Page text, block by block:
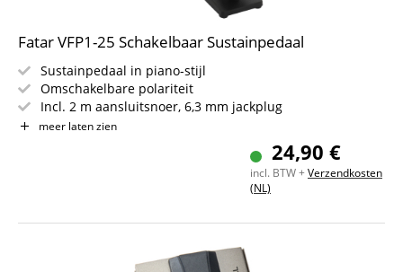
Fatar VFP1-25 Schakelbaar Sustainpedaal
Sustainpedaal in piano-stijl
Omschakelbare polariteit
Incl. 2 m aansluitsnoer, 6,3 mm jackplug
Ook te gebruiken als start-stop pedaal voor
Voor alle keyboards, stagepiano?s en e-piano?s
meer laten zien
24,90 €
incl. BTW +Verzendkosten
(NL)